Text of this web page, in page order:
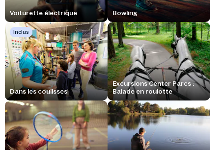
Voiturette électrique Bowling
Inclus
Dans les coulisses
Excursions Center Parcs :
Balade en roulotte